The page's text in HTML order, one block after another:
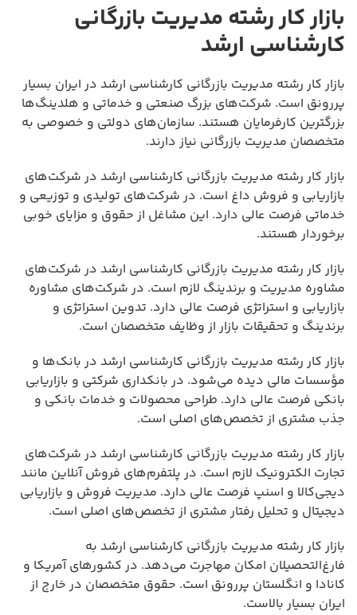
بازار کار رشته مدیریت بازرگانی
کارشناسی ارشد
بازار کار رشته مدیریت بازرگانی کارشناسی ارشد در ایران بسیار
پررونق است. شرکت‌های بزرگ صنعتی و خدماتی و هلدینگ‌ها
بزرگترین کارفرمایان هستند. سازمان‌های دولتی و خصوصی به
متخصصان مدیریت بازرگانی نیاز دارند.
بازار کار رشته مدیریت بازرگانی کارشناسی ارشد در شرکت‌های
بازاریابی و فروش داغ است. در شرکت‌های تولیدی و توزیعی و
خدماتی فرصت عالی دارد. این مشاغل از حقوق و مزایای خوبی
برخوردار هستند.
بازار کار رشته مدیریت بازرگانی کارشناسی ارشد در شرکت‌های
مشاوره مدیریت و برندینگ لازم است. در شرکت‌های مشاوره
بازاریابی و استراتژی فرصت عالی دارد. تدوین استراتژی و
برندینگ و تحقیقات بازار از وظایف متخصصان است.
بازار کار رشته مدیریت بازرگانی کارشناسی ارشد در بانک‌ها و
مؤسسات مالی دیده می‌شود. در بانکداری شرکتی و بازاریابی
بانکی فرصت عالی دارد. طراحی محصولات و خدمات بانکی و
جذب مشتری از تخصص‌های اصلی است.
بازار کار رشته مدیریت بازرگانی کارشناسی ارشد در شرکت‌های
تجارت الکترونیک لازم است. در پلتفرم‌های فروش آنلاین مانند
دیجی‌کالا و اسنپ فرصت عالی دارد. مدیریت فروش و بازاریابی
دیجیتال و تحلیل رفتار مشتری از تخصص‌های اصلی است.
بازار کار رشته مدیریت بازرگانی کارشناسی ارشد به
فارغ‌التحصیلان امکان مهاجرت می‌دهد. در کشورهای آمریکا و
کانادا و انگلستان پررونق است. حقوق متخصصان در خارج از
ایران بسیار بالاست.